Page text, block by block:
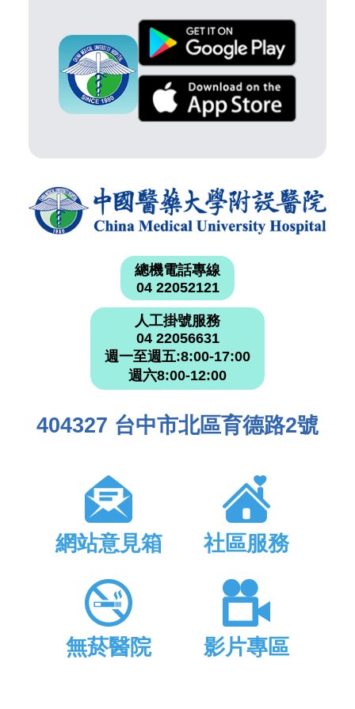
總機電話專線
04 22052121
人工掛號服務
04 22056631
週一至週五:8:00-17:00
週六8:00-12:00
404327 台中市北區育德路2號
網站意見箱 社區服務
無菸醫院 影片專區